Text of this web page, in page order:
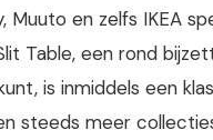
Muuto en zelfs IKEA
Table, een rond
is inmiddels een
steeds meer